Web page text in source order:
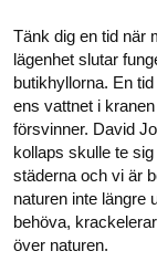
Tänk dig en tid när
lägenhet slutar
butikhyllorna. En
ens vattnet i
försvinner. David
kollaps skulle te
städerna och vi är
naturen inte längre
behöva,
över naturen.
utveckla
Stötta vårt